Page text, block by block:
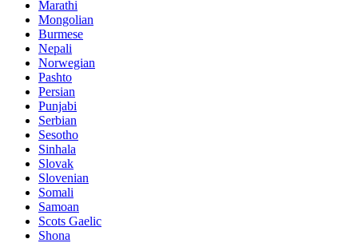
Marathi
Mongolian
Burmese
Nepali
Norwegian
Pashto
Persian
Punjabi
Serbian
Sesotho
Sinhala
Slovak
Slovenian
Somali
Samoan
Scots Gaelic
Shona